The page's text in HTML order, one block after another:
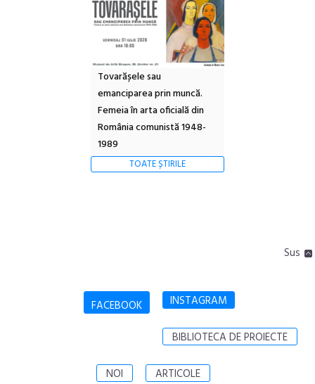
Tovarășele sau
emanciparea prin muncă.
Femeia în arta oficială din
România comunistă 1948-
1989
TOATE ȘTIRILE
Sus
FACEBOOK INSTAGRAM
BIBLIOTECA DE PROIECTE
NOI ARTICOLE